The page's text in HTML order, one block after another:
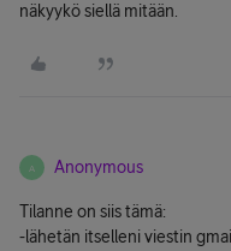
näkyykö siellä mitään.
A Anonymous
Tilanne on siis tämä:
-lähetän itselleni viestin